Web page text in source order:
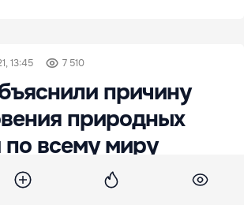
13:45 7 510
причину
природных
по всему миру
происходящие в мире в